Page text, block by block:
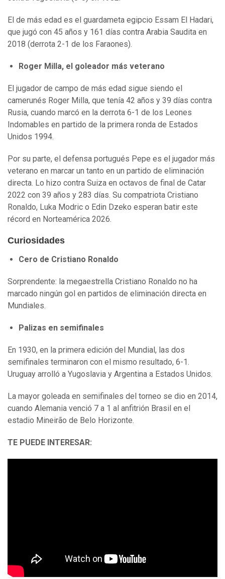
El de más edad es el guardameta egipcio Essam El Hadari,
que jugó con 45 años y 161 días contra Arabia Saudita en
2018 (derrota 2-1 de los Faraones).
Roger Milla, el goleador más veterano
El jugador de campo de más edad sigue siendo el
camerunés Roger Milla, que tenía 42 años y 39 días contra
Rusia, cuando marcó en la derrota 6-1 de los Leones
Indomables en partido de la primera ronda de Estados
Unidos 1994.
Por su parte, el defensa portugués Pepe es el jugador más
veterano en marcar un tanto en un partido de eliminación
directa. Lo hizo contra Suiza en octavos de final de Catar
2022 con 39 años y 283 días. Su compatriota Cristiano
Ronaldo, Luka Modric o Edin Dzeko esperan batir este
récord en Norteamérica 2026.
Curiosidades
Cero de Cristiano Ronaldo
Sorprendente: la megaestrella Cristiano Ronaldo no ha
marcado ningún gol en partidos de eliminación directa en
Mundiales.
Palizas en semifinales
En 1930, en la primera edición del Mundial, las dos
semifinales terminaron con el mismo resultado, 6-1.
Uruguay arrolló a Yugoslavia y Argentina a Estados Unidos.
La mayor goleada en semifinales del torneo se dio en 2014,
cuando Alemania venció 7 a 1 al anfitrión Brasil en el
estadio Mineirão de Belo Horizonte.
TE PUEDE INTERESAR: